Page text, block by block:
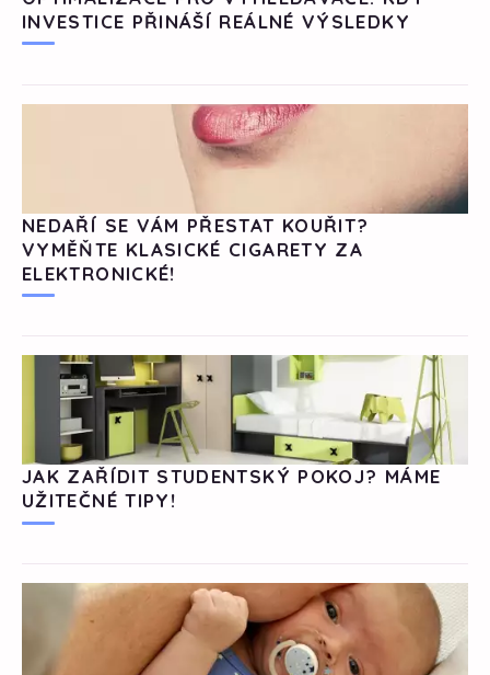
INVESTICE PŘINÁŠÍ REÁLNÉ VÝSLEDKY
NEDAŘÍ SE VÁM PŘESTAT KOUŘIT?
VYMĚŇTE KLASICKÉ CIGARETY ZA
ELEKTRONICKÉ!
JAK ZAŘÍDIT STUDENTSKÝ POKOJ? MÁME
UŽITEČNÉ TIPY!